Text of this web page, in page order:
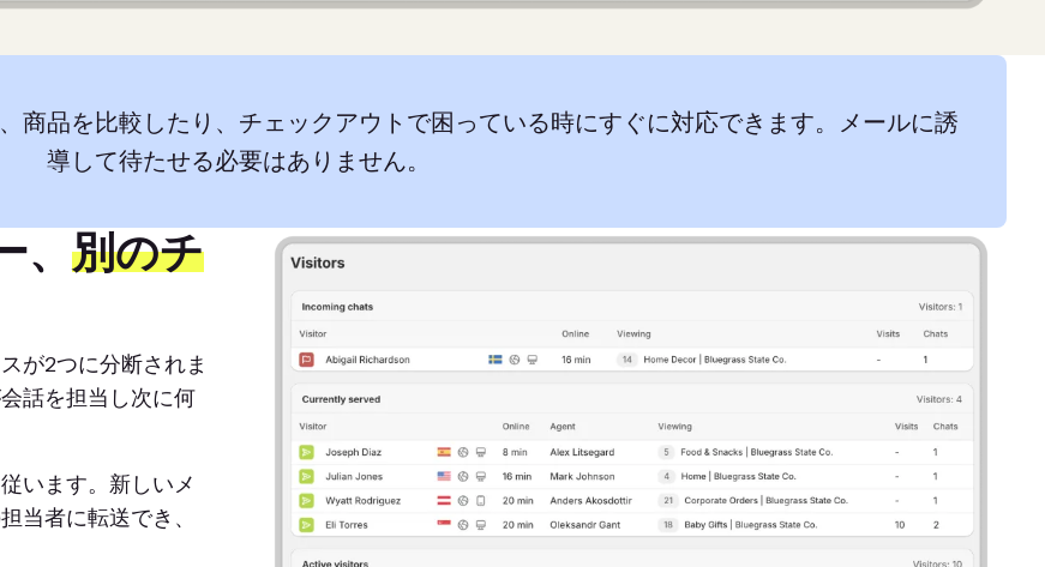
商品を比較したり、チェックアウトで困っている時にすぐに対応できます。メールに誘
導して待たせる必要はありません。
別のチ
が2つに分断されま
話を担当し次に何
います。新しいメ
当者に転送でき、